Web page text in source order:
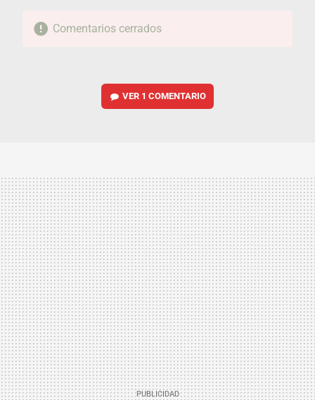
Comentarios cerrados
VER 1 COMENTARIO